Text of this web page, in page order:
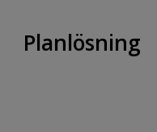
Planlösning